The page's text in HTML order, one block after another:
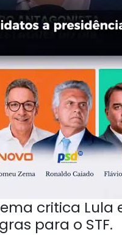
critica Lula
para o STF.